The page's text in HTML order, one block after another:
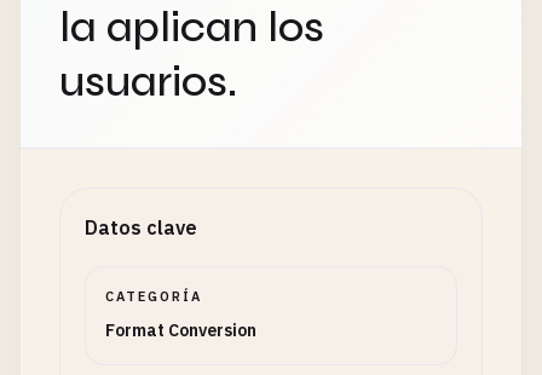
la aplican los
usuarios.
Datos clave
CATEGORÍA
Format Conversion